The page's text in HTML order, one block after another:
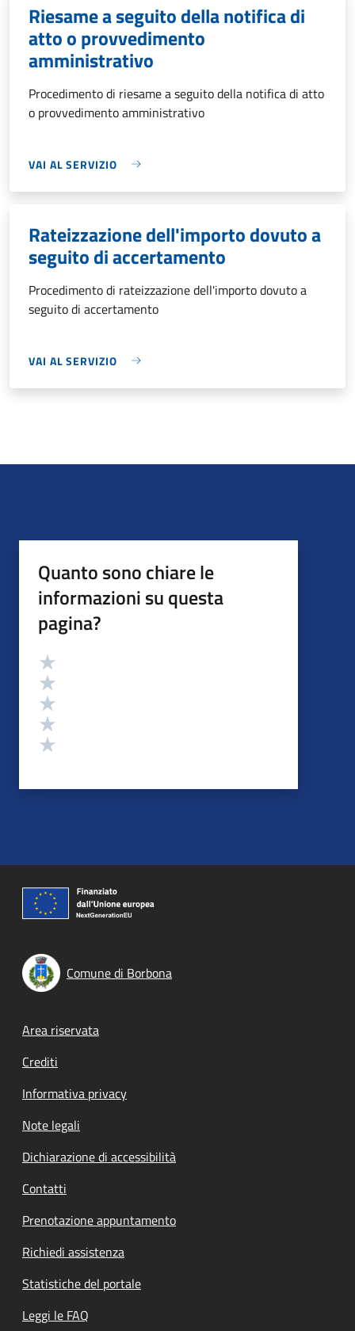
Riesame a seguito della notifica di
atto o provvedimento
amministrativo
Procedimento di riesame a seguito della notifica di atto
o provvedimento amministrativo
VAI AL SERVIZIO
Rateizzazione dell'importo dovuto a
seguito di accertamento
Procedimento di rateizzazione dell'importo dovuto a
seguito di accertamento
VAI AL SERVIZIO
Quanto sono chiare le
informazioni su questa
pagina?
Valutazione
Comune di Borbona
Footer menu
Area riservata
Crediti
Informativa privacy
Note legali
Dichiarazione di accessibilità
Contatti
Prenotazione appuntamento
Richiedi assistenza
Statistiche del portale
Leggi le FAQ